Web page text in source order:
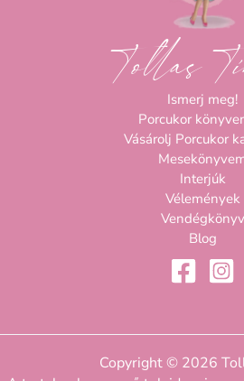
TollasIsmerj meg!
Porcukor
Vásárolj Porcukor
Interjúk
Vélemények
Vendégkönyv
Blog
Copyright © 2026